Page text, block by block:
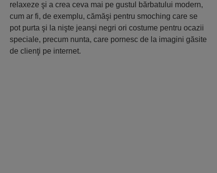
relaxeze şi a crea ceva mai pe gustul bărbatului modern,
cum ar fi, de exemplu, cămăşi pentru smoching care se
pot purta şi la nişte jeanşi negri ori costume pentru ocazii
speciale, precum nunta, care pornesc de la imagini găsite
de clienţi pe internet.